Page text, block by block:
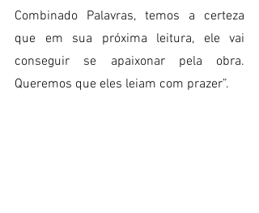
Combinado Palavras, temos a certeza
que em sua próxima leitura, ele vai
conseguir se apaixonar pela obra.
Queremos que eles leiam com prazer”.